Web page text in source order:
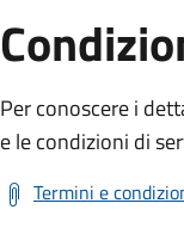
Per conoscere i
e le condizioni di
Termini e